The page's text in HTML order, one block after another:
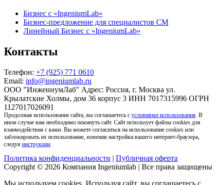
Бизнес с «IngeniumLab»
Бизнес-предложение для специалистов СМ
Линейный Бизнес с «IngeniumLab»
Контакты
Телефон: +7 (925) 771 0610
Email: info@ingeniumlab.ru
ООО "ИнжениумЛаб" Адрес: Россия, г. Москва ул.
Крылатские Холмы, дом 36 корпус 3 ИНН 7017315996 ОГРН
1127017026091
Продолжая использование сайта, вы соглашаетесь с условиями использования. В
ином случае вам необходимо покинуть сайт. Сайт использует файлы cookies для
взаимодействия с вами. Вы можете согласиться на использование cookies или
заблокировать их использование, изменив настройки вашего интернет-браузера,
следуя инструкции.
Политика конфиденциальности | Публичная оферта
Copyright © 2026 Компания Ingeniumlab | Все права защищены